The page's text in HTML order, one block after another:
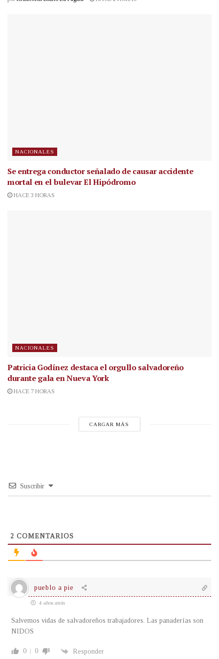
NACIONALES
Se entrega conductor señalado de causar accidente
mortal en el bulevar El Hipódromo
HACE 3 HORAS
NACIONALES
Patricia Godínez destaca el orgullo salvadoreño
durante gala en Nueva York
HACE 7 HORAS
CARGAR MÁS
Suscribir
2 COMENTARIOS
pueblo a pie
4 años atrás
Salvemos vidas de salvadoreños trabajadores. Las panaderías son
NIDOS
0 0 Responder